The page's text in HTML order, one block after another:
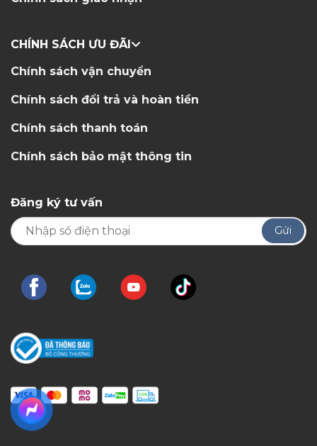
CHÍNH SÁCH ƯU ĐÃI
Chính sách vận chuyển
Chính sách đổi trả và hoàn tiền
Chính sách thanh toán
Chính sách bảo mật thông tin
Đăng ký tư vấn